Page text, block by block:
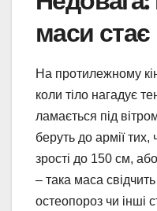
маси
На протилежному
коли тіло нагадує
ламається під
беруть до армії
зрості до 150 см,
– така маса
остеопороз чи інші